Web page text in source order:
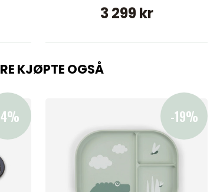
3 299 kr
KJØPTE OGSÅ